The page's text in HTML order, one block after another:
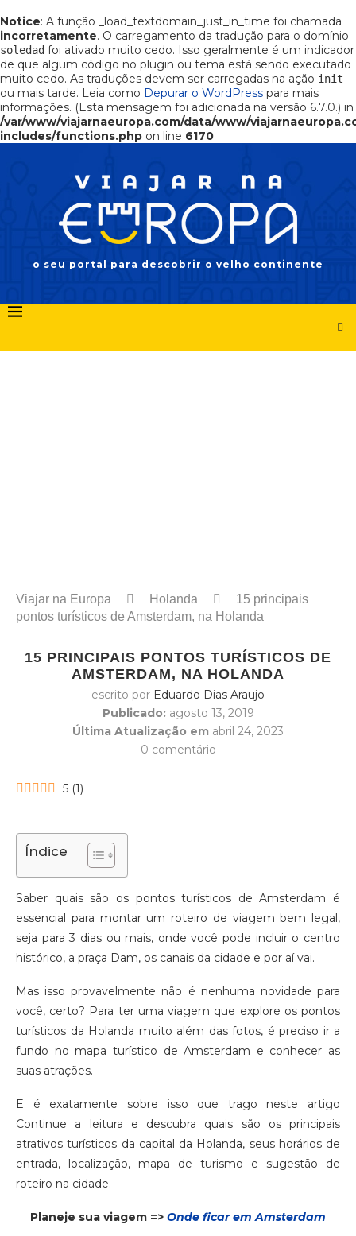
Notice: A função _load_textdomain_just_in_time foi chamada
incorretamente. O carregamento da tradução para o domínio
soledad foi ativado muito cedo. Isso geralmente é um indicador
de que algum código no plugin ou tema está sendo executado
muito cedo. As traduções devem ser carregadas na ação init
ou mais tarde. Leia como Depurar o WordPress para mais
informações. (Esta mensagem foi adicionada na versão 6.7.0.) in
/var/www/viajarnaeuropa.com/data/www/
includes/functions.php on line 6170
o seu portal para descobrir o velho continente
Viajar na Europa Holanda
15 principais
pontos turísticos de Amsterdam, na Holanda
15 PRINCIPAIS PONTOS TURÍSTICOS DE
AMSTERDAM, NA HOLANDA
escrito por Eduardo Dias Araujo
Publicado: agosto 13, 2019
Última Atualização em abril 24, 2023
0 comentário
5 (1)
Índice
Saber quais são os pontos turísticos de Amsterdam é
essencial para montar um roteiro de viagem bem legal,
seja para 3 dias ou mais, onde você pode incluir o centro
histórico, a praça Dam, os canais da cidade e por aí vai.
Mas isso provavelmente não é nenhuma novidade para
você, certo? Para ter uma viagem que explore os pontos
turísticos da Holanda muito além das fotos, é preciso ir a
fundo no mapa turístico de Amsterdam e conhecer as
suas atrações.
E é exatamente sobre isso que trago neste artigo
Continue a leitura e descubra quais são os principais
atrativos turísticos da capital da Holanda, seus horários de
entrada, localização, mapa de turismo e sugestão de
roteiro na cidade.
Planeje sua viagem => Onde ficar em Amsterdam